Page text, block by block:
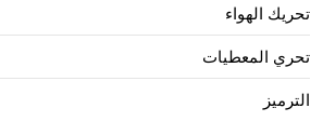
تحريك الهواء
تحري المعطيات
الترميز